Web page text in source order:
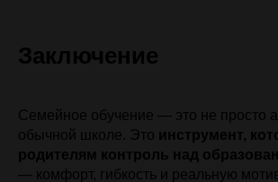
Заключение
Семейное обучение — это не просто
обычной школе. Это инструмент,
родителям контроль над
— комфорт, гибкость и реальную